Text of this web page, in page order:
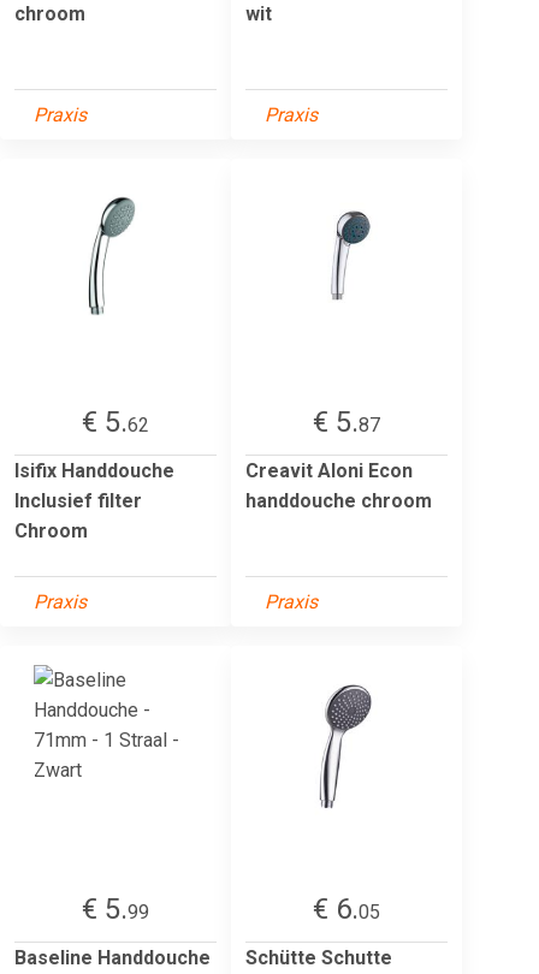
chroom
Praxis
wit
Praxis
€ 5.62
Isifix Handdouche
Inclusief filter
Chroom
Praxis
€ 5.87
Creavit Aloni Econ
handdouche chroom
Praxis
€ 5.99
Baseline Handdouche
€ 6.05
Schütte Schutte